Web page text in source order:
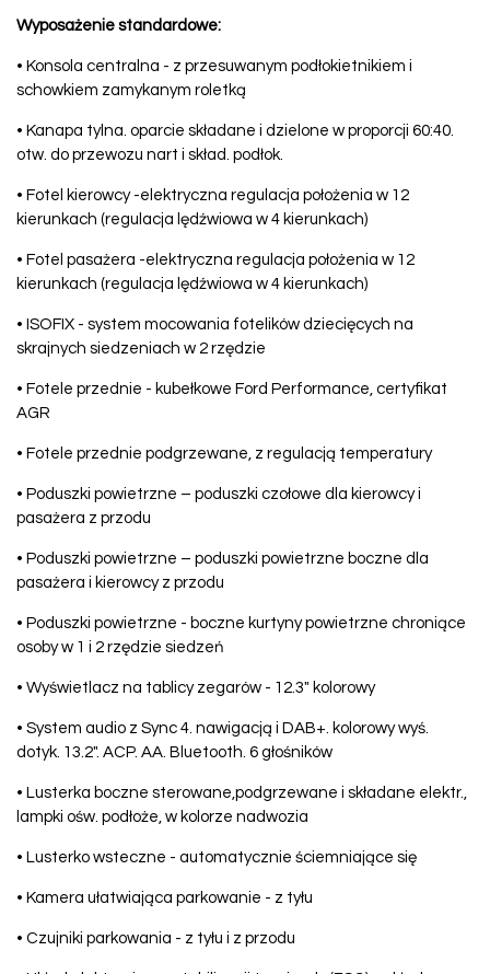
Wyposażenie standardowe:
• Konsola centralna - z przesuwanym podłokietnikiem i
schowkiem zamykanym roletką
• Kanapa tylna. oparcie składane i dzielone w proporcji 60:40.
otw. do przewozu nart i skład. podłok.
• Fotel kierowcy -elektryczna regulacja położenia w 12
kierunkach (regulacja lędźwiowa w 4 kierunkach)
• Fotel pasażera -elektryczna regulacja położenia w 12
kierunkach (regulacja lędźwiowa w 4 kierunkach)
• ISOFIX - system mocowania fotelików dziecięcych na
skrajnych siedzeniach w 2 rzędzie
• Fotele przednie - kubełkowe Ford Performance, certyfikat
AGR
• Fotele przednie podgrzewane, z regulacją temperatury
• Poduszki powietrzne – poduszki czołowe dla kierowcy i
pasażera z przodu
• Poduszki powietrzne – poduszki powietrzne boczne dla
pasażera i kierowcy z przodu
• Poduszki powietrzne - boczne kurtyny powietrzne chroniące
osoby w 1 i 2 rzędzie siedzeń
• Wyświetlacz na tablicy zegarów - 12.3" kolorowy
• System audio z Sync 4. nawigacją i DAB+. kolorowy wyś.
dotyk. 13.2". ACP. AA. Bluetooth. 6 głośników
• Lusterka boczne sterowane,podgrzewane i składane elektr.,
lampki ośw. podłoże, w kolorze nadwozia
• Lusterko wsteczne - automatycznie ściemniające się
• Kamera ułatwiająca parkowanie - z tyłu
• Czujniki parkowania - z tyłu i z przodu